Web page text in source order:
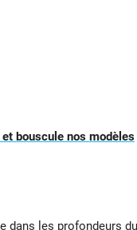
bouscule nos modèles
dans les profondeurs du